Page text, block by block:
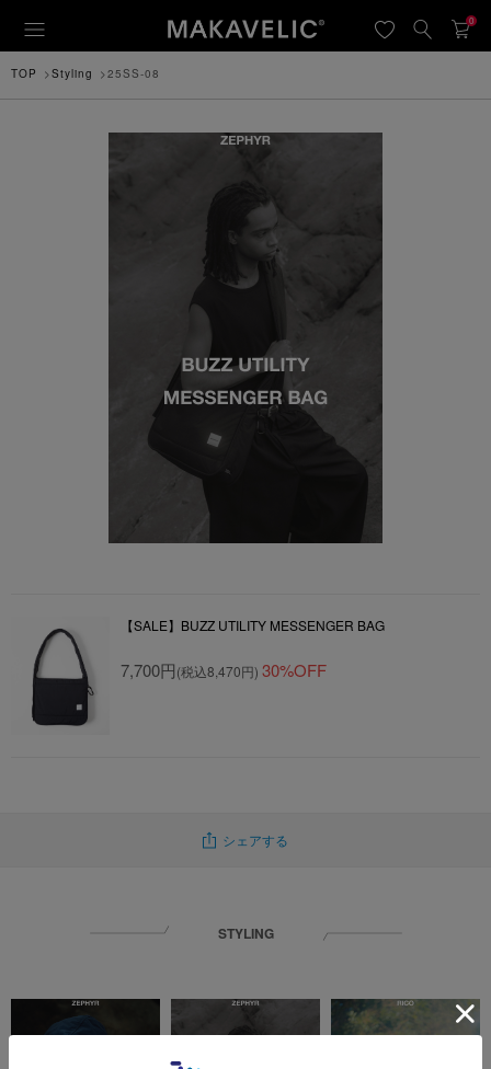
0
TOP Styling 25SS-08
【SALE】BUZZ UTILITY MESSENGER BAG
7,700円(税込8,470円) 30%OFF
シェアする
STYLING